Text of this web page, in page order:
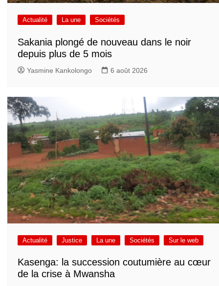
Actualité La une Sociétés
Sakania plongé de nouveau dans le noir
depuis plus de 5 mois
Yasmine Kankolongo 6 août 2026
Actualité Justice La une Sociétés Sur le web
Kasenga: la succession coutumière au cœur
de la crise à Mwansha